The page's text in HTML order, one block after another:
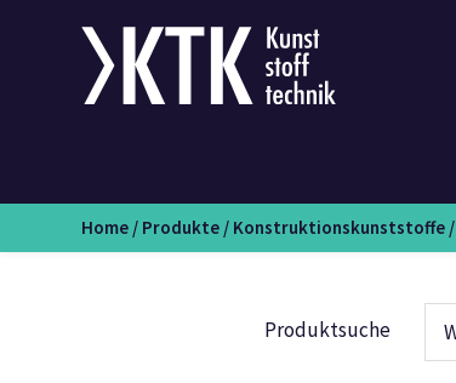
Home / Produkte / Konstruktionskunststoffe /
Produktsuche